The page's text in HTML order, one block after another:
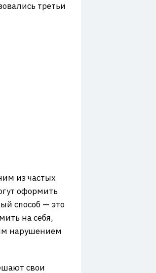
третьи
из частых
оформить
способ — это
на себя,
нарушением
свои